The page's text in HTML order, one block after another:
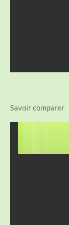
Savoir comparer